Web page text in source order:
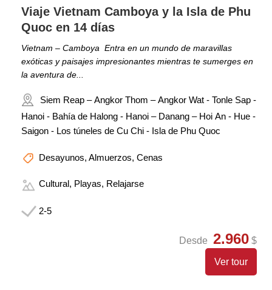
Viaje Vietnam Camboya y la Isla de Phu
Quoc en 14 días
Vietnam – Camboya Entra en un mundo de maravillas
exóticas y paisajes impresionantes mientras te sumerges en
la aventura de...
Siem Reap – Angkor Thom – Angkor Wat - Tonle Sap -
Hanoi - Bahía de Halong - Hanoi – Danang – Hoi An - Hue -
Saigon - Los túneles de Cu Chi - Isla de Phu Quoc
Desayunos, Almuerzos, Cenas
Cultural, Playas, Relajarse
2-5
Desde 2.960 $
Ver tour